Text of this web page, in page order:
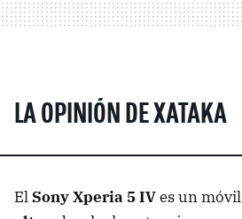
LA OPINIÓN DE XATAKA
ElSony Xperia 5 IVes un móvil